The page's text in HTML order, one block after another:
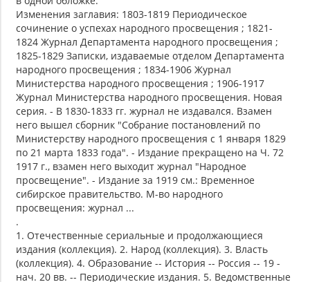
Изменения заглавия: 1803-1819 Периодическое
сочинение о успехах народного просвещения ; 1821-
1824 Журнал Департамента народного просвещения ;
1825-1829 Записки, издаваемые отделом Департамента
народного просвещения ; 1834-1906 Журнал
Министерства народного просвещения ; 1906-1917
Журнал Министерства народного просвещения. Новая
серия. - В 1830-1833 гг. журнал не издавался. Взамен
него вышел сборник "Собрание постановлений по
Министерству народного просвещения с 1 января 1829
по 21 марта 1833 года". - Издание прекращено на Ч. 72
1917 г., взамен него выходит журнал "Народное
просвещение". - Издание за 1919 см.: Временное
сибирское правительство. М-во народного
просвещения: журнал ...
.
1. Отечественные сериальные и продолжающиеся
издания (коллекция). 2. Народ (коллекция). 3. Власть
(коллекция). 4. Образование -- История -- Россия -- 19 -
нач. 20 вв. -- Периодические издания. 5. Ведомственные